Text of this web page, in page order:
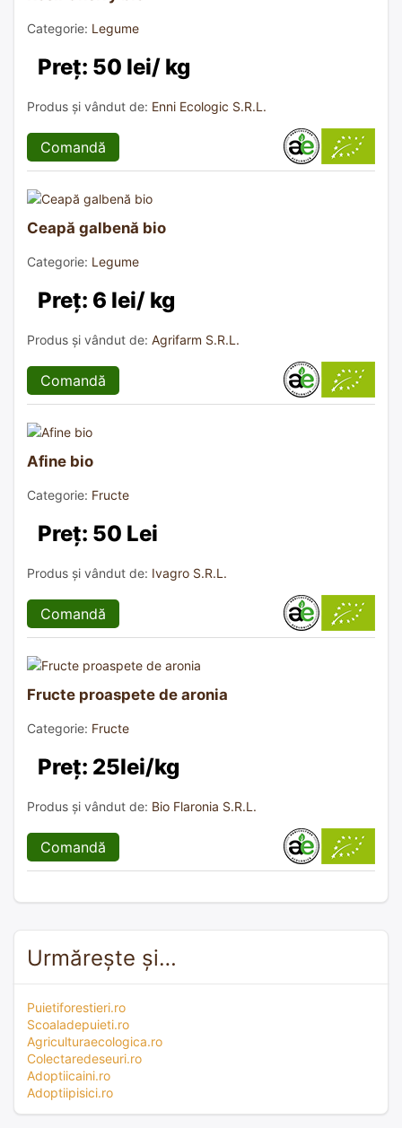
Categorie: Legume
Preț: 50 lei/ kg
Produs și vândut de: Enni Ecologic S.R.L.
Comandă
Ceapă galbenă bio
Categorie: Legume
Preț: 6 lei/ kg
Produs și vândut de: Agrifarm S.R.L.
Comandă
Afine bio
Categorie: Fructe
Preț: 50 Lei
Produs și vândut de: Ivagro S.R.L.
Comandă
Fructe proaspete de aronia
Categorie: Fructe
Preț: 25lei/kg
Produs și vândut de: Bio Flaronia S.R.L.
Comandă
Urmărește și…
Puietiforestieri.ro
Scoaladepuieti.ro
Agriculturaecologica.ro
Colectaredeseuri.ro
Adoptiicaini.ro
Adoptiipisici.ro